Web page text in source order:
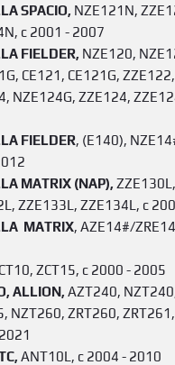
SPACIO, NZE121N,
с 2001 - 2007
FIELDER, NZE120,
CE121, CE121G,
NZE124G, ZZE124,
FIELDER, (E140),
MATRIX (NAP),
ZZE133L, ZZE134L, с
MATRIX, AZE14#/
ZCT15, с 2000 - 2005
ALLION, AZT240,
NZT260, ZRT260,
ANT10L, с 2004 - 2010